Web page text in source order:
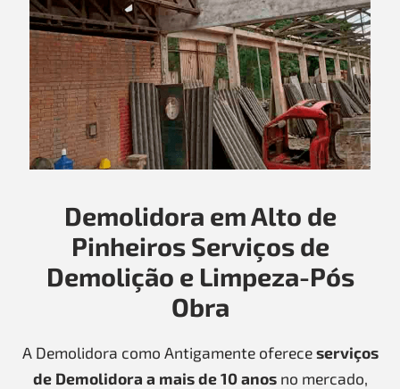
Demolidora em Alto de
Pinheiros Serviços de
Demolição e Limpeza-Pós
Obra
A Demolidora como Antigamente ofereceserviços
de Demolidora a mais de 10 anosno mercado,